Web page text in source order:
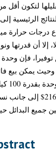
لتكون أقل
الرئيسية
حرارة
إلا أن
فإن
ساعات تشغيل وحيث